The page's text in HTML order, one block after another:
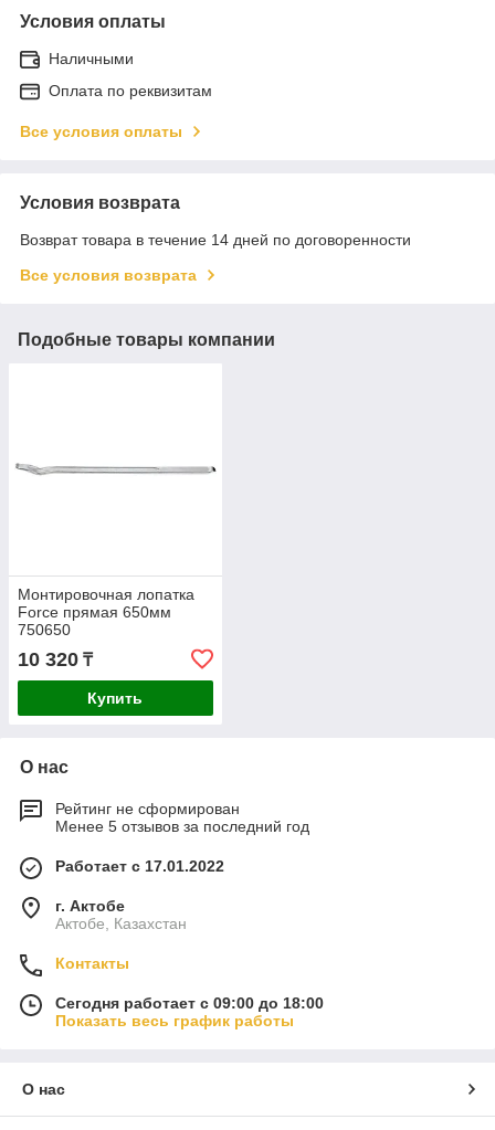
Условия оплаты
Наличными
Оплата по реквизитам
Все условия оплаты
Условия возврата
Возврат товара в течение 14 дней по договоренности
Все условия возврата
Подобные товары компании
Монтировочная лопатка
Force прямая 650мм
750650
10 320 ₸
Купить
О нас
Рейтинг не сформирован
Менее 5 отзывов за последний год
Работает с 17.01.2022
г. Актобе
Актобе, Казахстан
Контакты
Сегодня работает с 09:00 до 18:00
Показать весь график работы
О нас